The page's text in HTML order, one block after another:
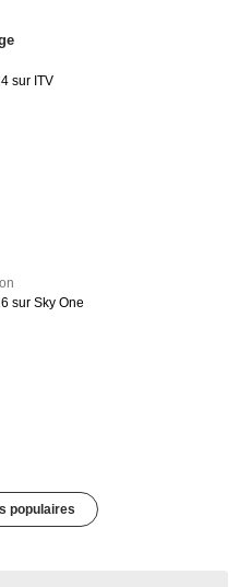
sur ITV
sur Sky One
populaires